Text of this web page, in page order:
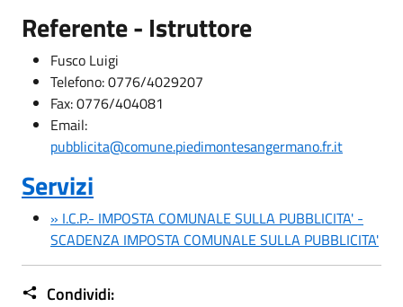
Referente - Istruttore
Fusco Luigi
Telefono: 0776/4029207
Fax: 0776/404081
Email:
pubblicita@comune.piedimontesangermano.fr.it
Servizi
» I.C.P.- IMPOSTA COMUNALE SULLA PUBBLICITA' -
SCADENZA IMPOSTA COMUNALE SULLA PUBBLICITA'
Condividi: